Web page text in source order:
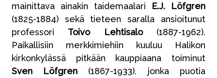
mainittava ainakin taidemaalari E.J. Löfgren
(1825-1884) sekä tieteen saralla ansioitunut
professori Toivo Lehtisalo(1887-1962).
Paikallisiin merkkimiehiin kuuluu Halikon
kirkonkylässä pitkään kauppiaana toiminut
Sven Löfgren (1867-1933), jonka puotia